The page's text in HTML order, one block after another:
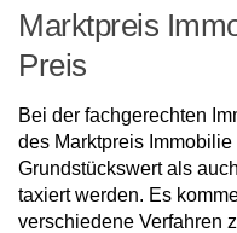
Marktpreis
Preis
Bei der fachgerechten
des Marktpreis
Grundstückswert als
taxiert werden. Es
verschiedene Verfahren